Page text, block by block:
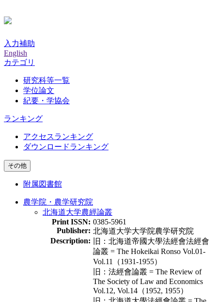
入力補助
English
カテゴリ
研究科等一覧
学位論文
紀要・学協会
ランキング
アクセスランキング
ダウンロードランキング
その他
附属図書館
農学院・農学研究院
北海道大学農經論叢
Print ISSN: 0385-5961
Publisher: 北海道大学大学院農学研究院
Description:
旧：北海道帝國大學法經會法經會
論叢 = The Hokeikai Ronso Vol.01-
Vol.11（1931-1955）
旧：法經會論叢 = The Review of
The Society of Law and Economics
Vol.12, Vol.14（1952, 1955）